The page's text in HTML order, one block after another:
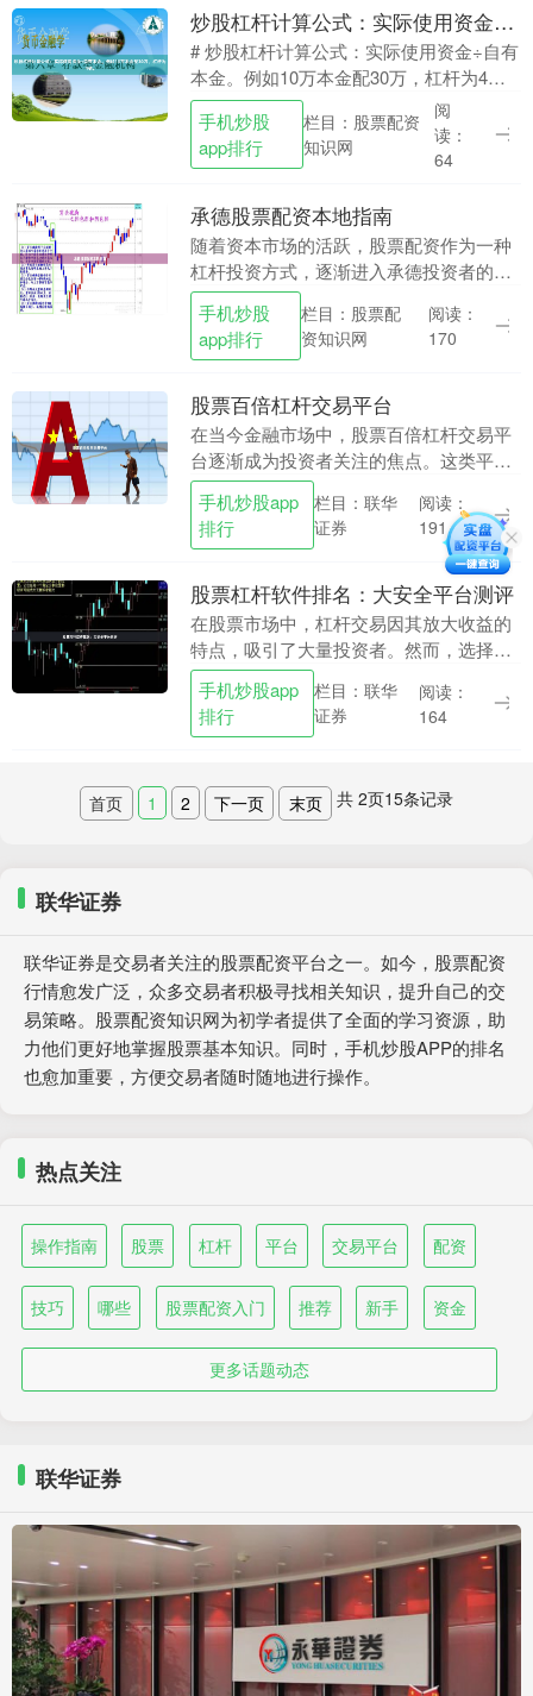
炒股杠杆计算公式：实际使用资金÷自有本金。例如10万本金配30万，杠杆为4倍。
# 炒股杠杆计算公式：实际使用资金÷自有
本金。例如10万本金配30万，杠杆为4
倍。 在股票投资领域，杠杆交易是一把双
刃剑。它既能放大收益，也能放大亏损。
对于想要....
手机炒股
app排行
栏目：股票配资
知识网
阅
读：
64
承德股票配资本地指南
随着资本市场的活跃，股票配资作为一种
杠杆投资方式，逐渐进入承德投资者的视
野。然而，配资业务涉及资金安全与合规
风险，投资者需充分了解本地市场特点与
操作规范。本文为....
手机炒股
app排行
栏目：股票配
资知识网
阅读：
170
股票百倍杠杆交易平台
在当今金融市场中，股票百倍杠杆交易平
台逐渐成为投资者关注的焦点。这类平台
允许投资者以少量资金撬动更大规模的交
易，理论上能够实现收益的百倍放大。然
而，高杠杆也意味....
手机炒股app
排行
栏目：联华
证券
阅读：
191
股票杠杆软件排名：大安全平台测评
在股票市场中，杠杆交易因其放大收益的
特点，吸引了大量投资者。然而，选择一
款安全、合规的杠杆软件，是保障资金安
全的第一步。面对市面上众多的杠杆平
台，如何筛选出真正....
手机炒股app
排行
栏目：联华
证券
阅读：
164
首页 1 2 下一页 末页 共 2页15条记录
联华证券
联华证券是交易者关注的股票配资平台之一。如今，股票配资
行情愈发广泛，众多交易者积极寻找相关知识，提升自己的交
易策略。股票配资知识网为初学者提供了全面的学习资源，助
力他们更好地掌握股票基本知识。同时，手机炒股APP的排名
也愈加重要，方便交易者随时随地进行操作。
热点关注
操作指南 股票 杠杆 平台 交易平台 配资
技巧 哪些 股票配资入门 推荐 新手 资金
更多话题动态
联华证券